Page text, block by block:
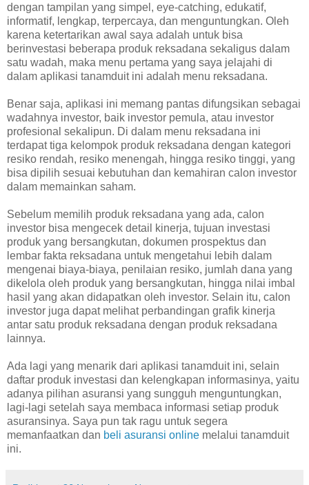
dengan tampilan yang simpel, eye-catching, edukatif,
informatif, lengkap, terpercaya, dan menguntungkan. Oleh
karena ketertarikan awal saya adalah untuk bisa
berinvestasi beberapa produk reksadana sekaligus dalam
satu wadah, maka menu pertama yang saya jelajahi di
dalam aplikasi tanamduit ini adalah menu reksadana.
Benar saja, aplikasi ini memang pantas difungsikan sebagai
wadahnya investor, baik investor pemula, atau investor
profesional sekalipun. Di dalam menu reksadana ini
terdapat tiga kelompok produk reksadana dengan kategori
resiko rendah, resiko menengah, hingga resiko tinggi, yang
bisa dipilih sesuai kebutuhan dan kemahiran calon investor
dalam memainkan saham.
Sebelum memilih produk reksadana yang ada, calon
investor bisa mengecek detail kinerja, tujuan investasi
produk yang bersangkutan, dokumen prospektus dan
lembar fakta reksadana untuk mengetahui lebih dalam
mengenai biaya-biaya, penilaian resiko, jumlah dana yang
dikelola oleh produk yang bersangkutan, hingga nilai imbal
hasil yang akan didapatkan oleh investor. Selain itu, calon
investor juga dapat melihat perbandingan grafik kinerja
antar satu produk reksadana dengan produk reksadana
lainnya.
Ada lagi yang menarik dari aplikasi tanamduit ini, selain
daftar produk investasi dan kelengkapan informasinya, yaitu
adanya pilihan asuransi yang sungguh menguntungkan,
lagi-lagi setelah saya membaca informasi setiap produk
asuransinya. Saya pun tak ragu untuk segera
memanfaatkan dan beli asuransi online melalui tanamduit
ini.